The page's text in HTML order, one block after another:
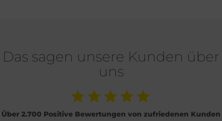
Das sagen unsere Kunden über
uns
Über 2.700 Positive Bewertungen von zufriedenen Kunden